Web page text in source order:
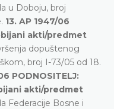
u Doboju, broj
13. AP 1947/06
akti/predmet
dopuštenog
broj I-73/05 od 18.
PODNOSITELJ:
akti/predmet
Federacije Bosne i